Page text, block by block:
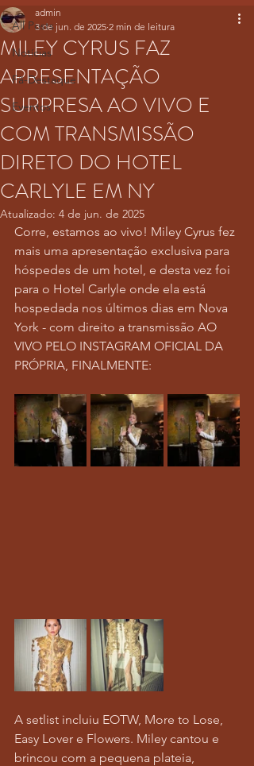
All Posts
Notícias
Fã-Destaque
Eventos
MILEY CYRUS FAZ
APRESENTAÇÃO
SURPRESA AO VIVO E
COM TRANSMISSÃO
DIRETO DO HOTEL
CARLYLE EM NY
admin
3 de jun. de 2025 2 min de leitura
Atualizado: 4 de jun. de 2025
Corre, estamos ao vivo! Miley Cyrus fez
mais uma apresentação exclusiva para
hóspedes de um hotel, e desta vez foi
para o Hotel Carlyle onde ela está
hospedada nos últimos dias em Nova
York - com direito a transmissão AO
VIVO PELO INSTAGRAM OFICIAL DA
PRÓPRIA, FINALMENTE:
A setlist incluiu EOTW, More to Lose,
Easy Lover e Flowers. Miley cantou e
brincou com a pequena plateia,